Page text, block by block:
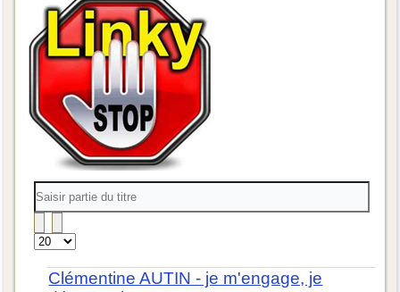
Saisir
partie
du
Affichage
#
Clémentine AUTIN - je m'engage, je